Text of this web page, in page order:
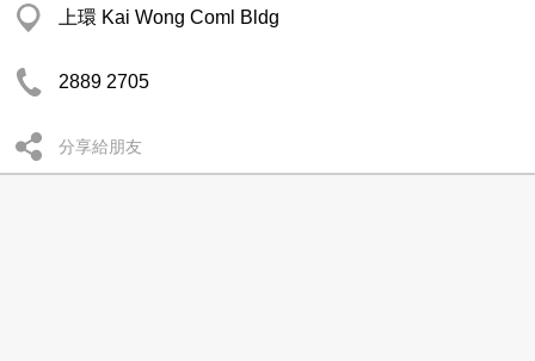
上環 Kai Wong Coml Bldg
2889 2705
分享給朋友